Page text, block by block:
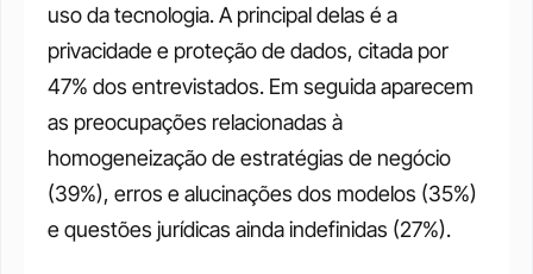
uso da tecnologia. A principal delas é a
privacidade e proteção de dados, citada por
47% dos entrevistados. Em seguida aparecem
as preocupações relacionadas à
homogeneização de estratégias de negócio
(39%), erros e alucinações dos modelos (35%)
e questões jurídicas ainda indefinidas (27%).